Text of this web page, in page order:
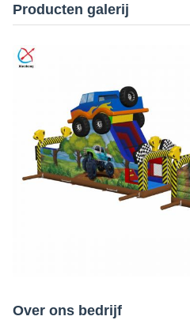
Producten galerij
Over ons bedrijf